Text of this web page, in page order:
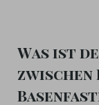
Was ist